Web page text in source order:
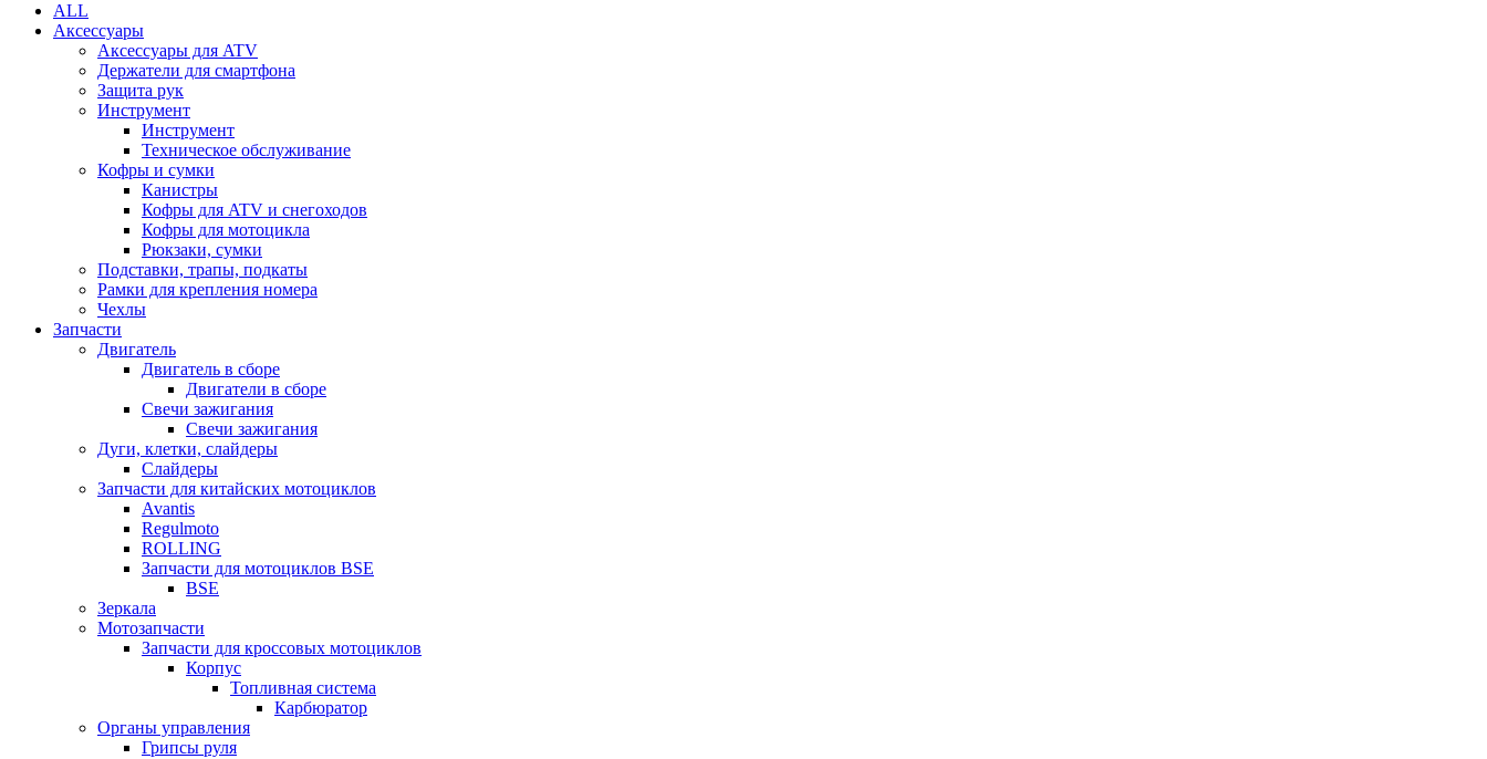
ALL
Аксессуары
Аксессуары для ATV
Держатели для смартфона
Защита рук
Инструмент
Инструмент
Техническое обслуживание
Кофры и сумки
Канистры
Кофры для ATV и снегоходов
Кофры для мотоцикла
Рюкзаки, сумки
Подставки, трапы, подкаты
Рамки для крепления номера
Чехлы
Запчасти
Двигатель
Двигатель в сборе
Двигатели в сборе
Свечи зажигания
Свечи зажигания
Дуги, клетки, слайдеры
Слайдеры
Запчасти для китайских мотоциклов
Avantis
Regulmoto
ROLLING
Запчасти для мотоциклов BSE
BSE
Зеркала
Мотозапчасти
Запчасти для кроссовых мотоциклов
Корпус
Топливная система
Карбюратор
Органы управления
Грипсы руля